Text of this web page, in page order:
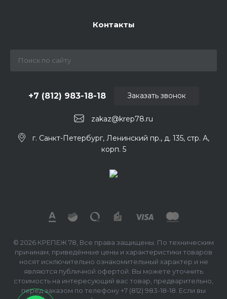
Контакты
zakaz@krep78.ru
+7 (812) 983-18-18
г. Санкт-Петербург, Ленинский пр., д. 135, стр. А,
корп. 5
Заказать звонок
© 2026 КРЕПЕЖ 78, Все права защищены. По техническим
причинам, приведённые цены и характеристики товаров
носят исключительно ознакомительный характер и не
являются публичной офертой. Вы можете уточнить
стоимость на интересующий вас товар, предварительно,
перед заказом по телефону +7 (812) 983-18-18. Если вы